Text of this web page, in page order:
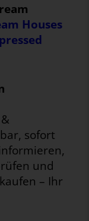
Houses
sofort
und
– Ihr